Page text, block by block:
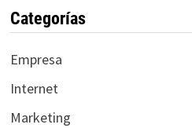
Categorías
Empresa
Internet
Marketing